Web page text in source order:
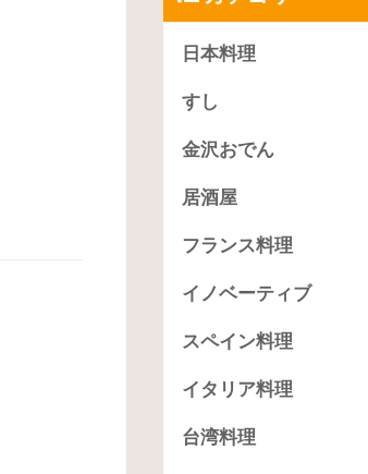
日本料理
すし
金沢おでん
居酒屋
フランス料理
イノベーティブ
スペイン料理
イタリア料理
台湾料理